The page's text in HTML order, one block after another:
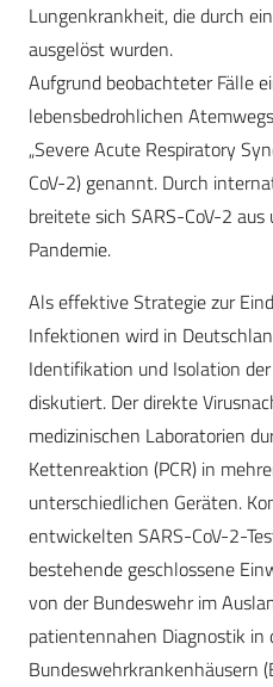
Lungenkrankheit, die durch
ausgelöst wurden.
Aufgrund beobachteter Fälle
lebensbedrohlichen
„Severe Acute Respiratory
CoV-2) genannt. Durch
breitete sich SARS-CoV-2
Pandemie.
Als effektive Strategie zur
Infektionen wird in
Identifikation und Isolation
diskutiert. Der direkte
medizinischen Laboratorien
Kettenreaktion (PCR) in
unterschiedlichen Geräten.
entwickelten SARS-CoV-2-
bestehende geschlossene
von der Bundeswehr im
patientennahen Diagnostik in
Bundeswehrkrankenhäusern